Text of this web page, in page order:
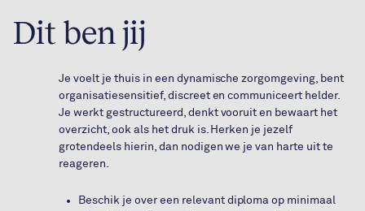
Dit ben jij
Je voelt je thuis in een dynamische zorgomgeving, bent
organisatiesensitief, discreet en communiceert helder.
Je werkt gestructureerd, denkt vooruit en bewaart het
overzicht, ook als het druk is. Herken je jezelf
grotendeels hierin, dan nodigen we je van harte uit te
reageren.
Beschik je over een relevant diploma op minimaal